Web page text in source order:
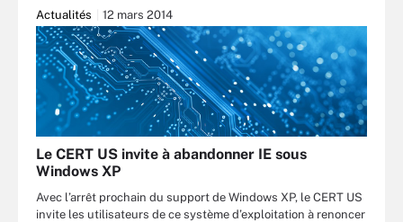
Actualités 12 mars 2014
Le CERT US invite à abandonner IE sous
Windows XP
Avec l’arrêt prochain du support de Windows XP, le CERT US
invite les utilisateurs de ce système d’exploitation à renoncer